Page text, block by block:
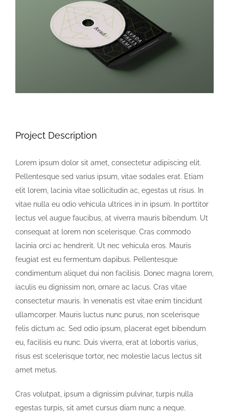
Project Description
Lorem ipsum dolor sit amet, consectetur adipiscing elit.
Pellentesque sed varius ipsum, vitae sodales erat. Etiam
elit lorem, lacinia vitae sollicitudin ac, egestas ut risus. In
vitae nulla eu odio vehicula ultrices in in ipsum. In porttitor
lectus vel augue faucibus, at viverra mauris bibendum. Ut
consequat at lorem non scelerisque. Cras commodo
lacinia orci ac hendrerit. Ut nec vehicula eros. Mauris
feugiat est eu fermentum dapibus. Pellentesque
condimentum aliquet dui non facilisis. Donec magna lorem,
iaculis eu dignissim non, ornare ac lacus. Cras vitae
consectetur mauris. In venenatis est vitae enim tincidunt
ullamcorper. Mauris luctus nunc purus, non scelerisque
felis dictum ac. Sed odio ipsum, placerat eget bibendum
eu, facilisis eu nunc. Duis viverra, erat at lobortis varius,
risus est scelerisque tortor, nec molestie lacus lectus sit
amet metus.
Cras volutpat, ipsum a dignissim pulvinar, turpis nulla
egestas turpis, sit amet cursus diam nunc a neque.